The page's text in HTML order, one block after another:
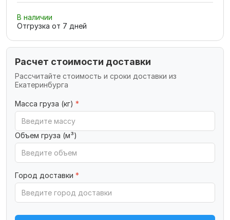
В наличии
Отгрузка от 7 дней
Расчет стоимости доставки
Рассчитайте стоимость и сроки доставки из
Екатеринбурга
Масса груза (кг) *
Объем груза (м³)
Город доставки *